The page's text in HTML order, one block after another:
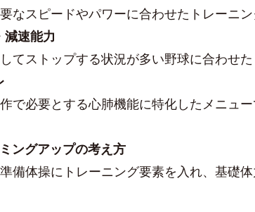
なスピードやパワーに合わせたトレーニ
減速能力
てストップする状況が多い野球に合わせ
で必要とする心肺機能に特化したメニュ
ングアップの考え方
備体操にトレーニング要素を入れ、基礎